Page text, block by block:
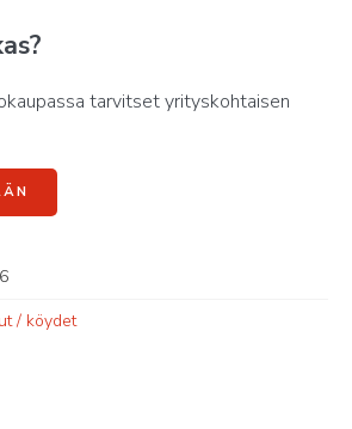
tarvitset yrityskohtaisen
/ köydet